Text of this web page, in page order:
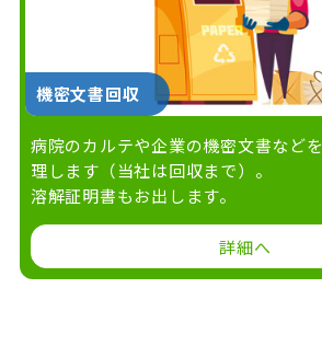
機密文書回収
病院のカルテや企業の機密文書など
理します（当社は回収まで）。
溶解証明書もお出します。
詳細へ